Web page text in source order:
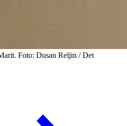
Foto: Dusan Reljin / Det